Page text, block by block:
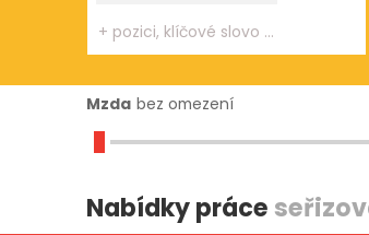
Mzda bez omezení
Nabídky práce